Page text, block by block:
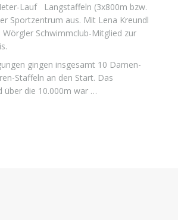
Lauf Langstaffeln (3x800m bzw.
Sportzentrum aus. Mit Lena Kreundl
Schwimmclub-Mitglied zur
gingen insgesamt 10 Damen-
Staffeln an den Start. Das
über die 10.000m war …